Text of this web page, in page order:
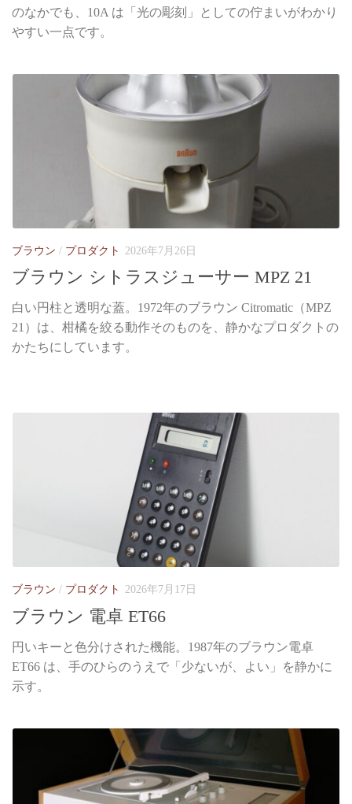
のなかでも、10A は「光の彫刻」としての佇まいがわかり
やすい一点です。
ブラウン / プロダクト 2026年7月26日
ブラウン シトラスジューサー MPZ 21
白い円柱と透明な蓋。1972年のブラウン Citromatic（MPZ
21）は、柑橘を絞る動作そのものを、静かなプロダクトの
かたちにしています。
ブラウン / プロダクト 2026年7月17日
ブラウン 電卓 ET66
円いキーと色分けされた機能。1987年のブラウン電卓
ET66 は、手のひらのうえで「少ないが、よい」を静かに
示す。